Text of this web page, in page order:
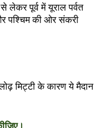
लेकर पूर्व में यूराल पर्वत
पश्चिम की ओर संकरी
मिट्टी के कारण ये मैदान